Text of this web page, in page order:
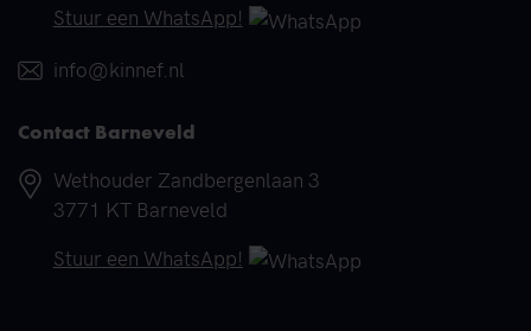
Telefoonnummer
Stuur een WhatsApp!
E-mail
info@kinnef.nl
Contact Barneveld
Adres
Wethouder Zandbergenlaan 3
3771 KT Barneveld
Telefoonnummer
Stuur een WhatsApp!